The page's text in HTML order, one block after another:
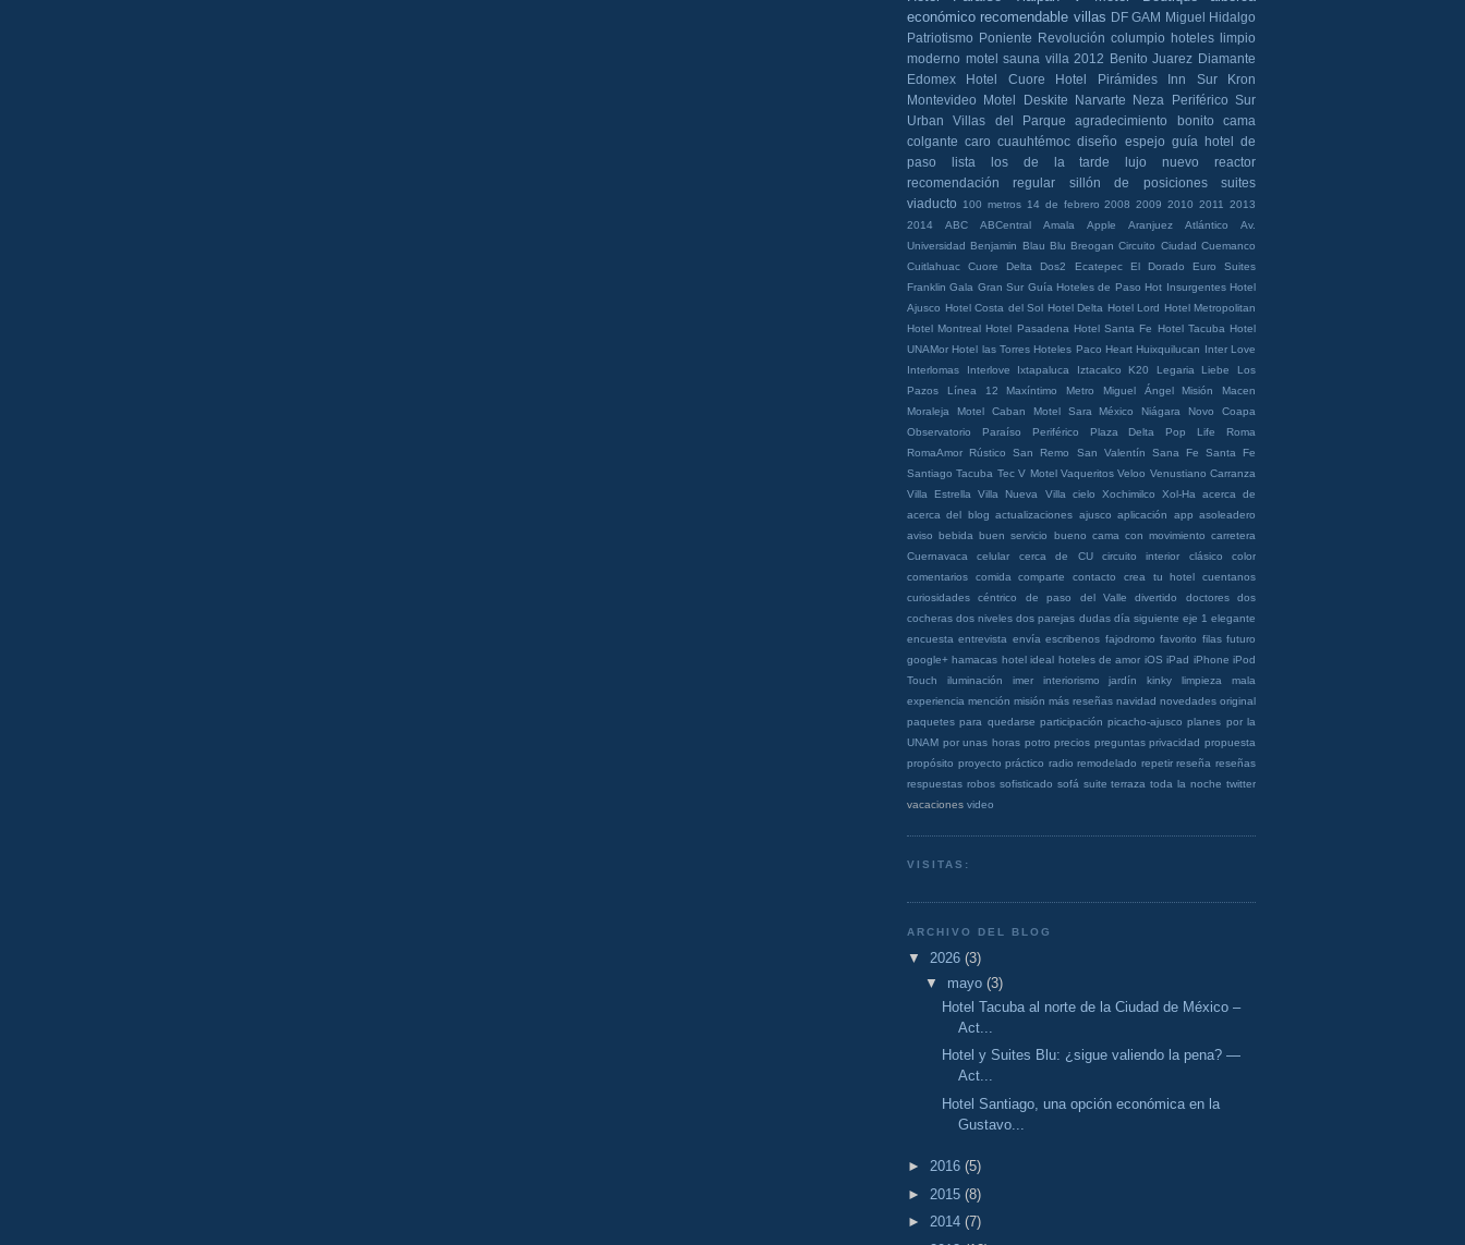
económico recomendable villas DF GAM
Miguel Hidalgo
Patriotismo
Poniente Revolución columpio hoteles
limpio
moderno motel sauna villa 2012 Benito Juarez Diamante
Edomex
Hotel Cuore Hotel Pirámides Inn Sur
Kron
Montevideo
Motel Deskite Narvarte Neza
Periférico Sur
Urban
Villas del Parque agradecimiento bonito
cama
colgante caro cuauhtémoc diseño espejo guía
hotel de
paso
lista los de la tarde lujo nuevo
reactor
recomendación
regular sillón de posiciones
suites
viaducto
100 metros 14 de febrero 2008 2009 2010 2011
2013
2014
ABC ABCentral Amala Apple Aranjuez Atlántico
Av.
Universidad Benjamin Blau Blu Breogan Circuito Ciudad Cuemanco
Cuitlahuac
Cuore Delta Dos2 Ecatepec El Dorado
Euro Suites
Franklin Gala Gran Sur Guía Hoteles de Paso Hot Insurgentes Hotel
Ajusco Hotel Costa del Sol Hotel Delta Hotel Lord Hotel Metropolitan
Hotel Montreal Hotel Pasadena Hotel Santa Fe Hotel Tacuba Hotel
UNAMor Hotel las Torres Hoteles Paco Heart Huixquilucan Inter Love
Interlomas
Interlove Ixtapaluca Iztacalco K20 Legaria Liebe
Los
Pazos
Línea 12 Maxíntimo Metro Miguel Ángel
Misión Macen
Moraleja
Motel Caban Motel Sara México Niágara
Novo Coapa
Observatorio
Paraíso Periférico Plaza Delta Pop Life
Roma
RomaAmor
Rústico San Remo San Valentín Sana Fe
Santa Fe
Santiago Tacuba Tec V Motel Vaqueritos Veloo Venustiano Carranza
Villa Estrella
Villa Nueva Villa cielo Xochimilco Xol-Ha
acerca de
acerca del blog actualizaciones ajusco aplicación app asoleadero
aviso bebida buen servicio bueno cama con movimiento carretera
Cuernavaca
celular cerca de CU circuito interior clásico
color
comentarios
comida comparte contacto crea tu hotel
cuentanos
curiosidades
céntrico de paso del Valle divertido doctores
dos
cocheras dos niveles dos parejas dudas día siguiente eje 1 elegante
encuesta entrevista envía escribenos fajodromo favorito filas futuro
google+ hamacas hotel ideal hoteles de amor iOS iPad iPhone iPod
Touch
iluminación imer interiorismo jardín kinky limpieza
mala
experiencia mención misión más reseñas navidad novedades original
paquetes para quedarse participación picacho-ajusco planes por la
UNAM por unas horas potro precios preguntas privacidad propuesta
propósito proyecto práctico radio remodelado repetir reseña reseñas
respuestas robos sofisticado sofá suite terraza toda la noche twitter
vacaciones video
VISITAS:
ARCHIVO DEL BLOG
▼ 2026 (3)
▼ mayo (3)
Hotel Tacuba al norte de la Ciudad de México –
Act...
Hotel y Suites Blu: ¿sigue valiendo la pena? —
Act...
Hotel Santiago, una opción económica en la
Gustavo...
► 2016 (5)
► 2015 (8)
► 2014 (7)